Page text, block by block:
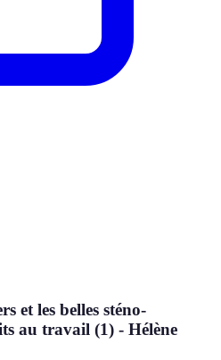
et les belles sténo-
au travail (1) - Hélène